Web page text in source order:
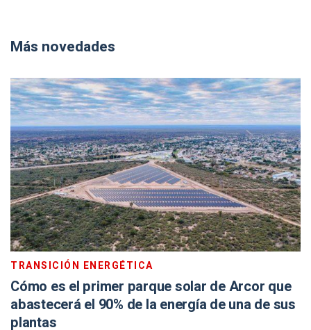
Más novedades
TRANSICIÓN ENERGÉTICA
Cómo es el primer parque solar de Arcor que
abastecerá el 90% de la energía de una de sus
plantas